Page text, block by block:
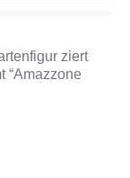
ziert
“Amazzone